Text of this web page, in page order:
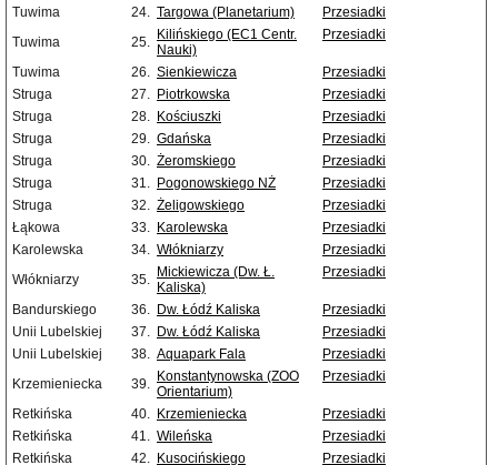
Tuwima
24. Targowa (Planetarium)
Przesiadki
Tuwima
25. Kilińskiego (EC1 Centr.
Nauki)
Przesiadki
Tuwima 26. Sienkiewicza
Przesiadki
Struga
27. Piotrkowska
Przesiadki
Struga
28. Kościuszki
Przesiadki
Struga
29. Gdańska
Przesiadki
Struga
30. Żeromskiego
Przesiadki
Struga
31. Pogonowskiego NŻ
Przesiadki
Struga
32. Żeligowskiego
Przesiadki
Łąkowa
33. Karolewska
Przesiadki
Karolewska
34. Włókniarzy
Przesiadki
Włókniarzy
35. Mickiewicza (Dw. Ł.
Kaliska)
Przesiadki
Bandurskiego 36. Dw. Łódź Kaliska
Przesiadki
Unii Lubelskiej
37. Dw. Łódź Kaliska
Przesiadki
Unii Lubelskiej
38. Aquapark Fala
Przesiadki
Krzemieniecka
39. Konstantynowska (ZOO
Orientarium)
Przesiadki
Retkińska 40. Krzemieniecka
Przesiadki
Retkińska
41. Wileńska
Przesiadki
Retkińska
42. Kusocińskiego Przesiadki